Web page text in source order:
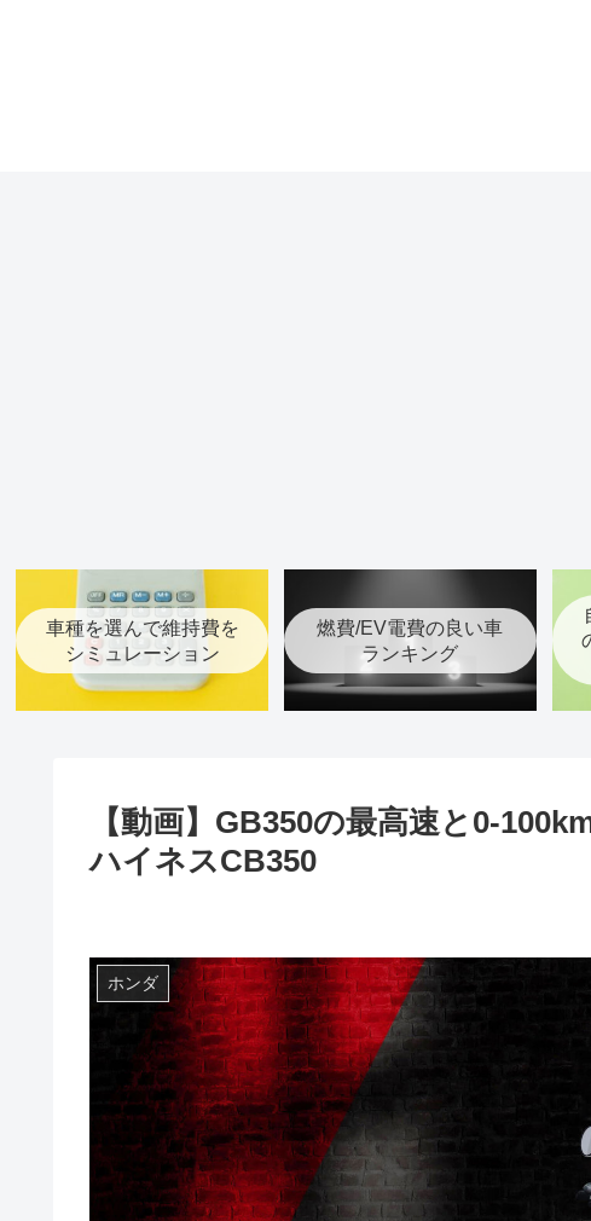
車種を選んで維持費を
シミュレーション
燃費/EV電費の良い車
ランキング
【動画】GB350の最高速と0-
ハイネスCB350
ホンダ